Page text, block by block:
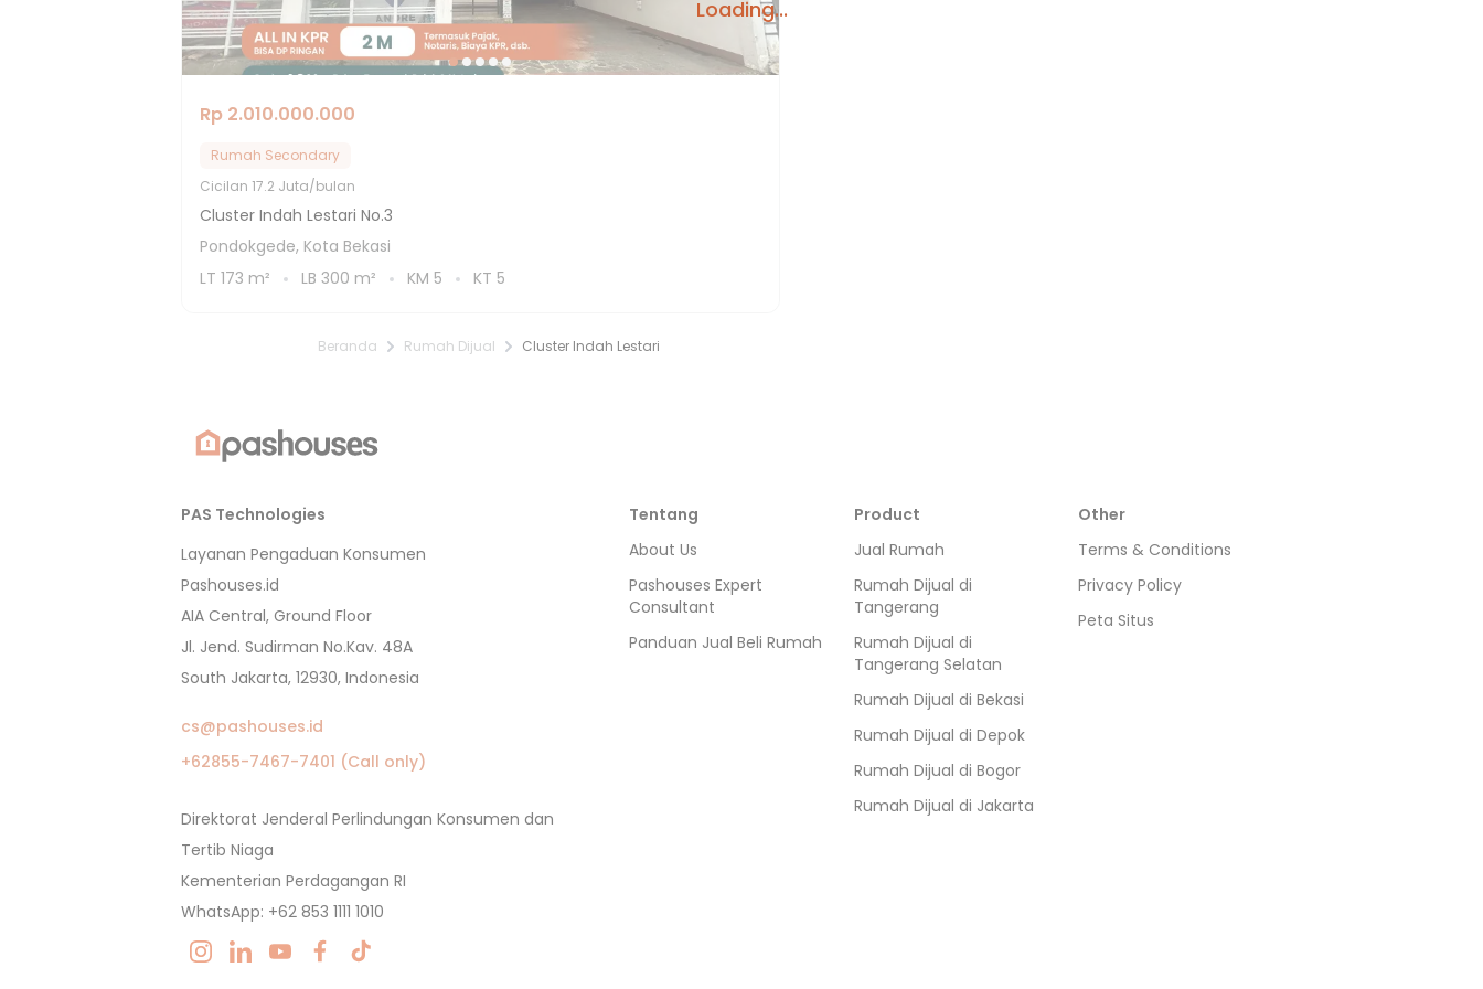
Loading...
Rp 2.010.000.000
Rumah Secondary
Cicilan 17.2 Juta/bulan
Cluster Indah Lestari No.3
Pondokgede, Kota Bekasi
LT 173 m² LB 300 m² KM 5 KT 5
Beranda Rumah Dijual Cluster Indah Lestari
PAS Technologies
Layanan Pengaduan Konsumen
Pashouses.id
AIA Central, Ground Floor
Jl. Jend. Sudirman No.Kav. 48A
South Jakarta, 12930, Indonesia
cs@pashouses.id
+62855-7467-7401 (Call only)
Direktorat Jenderal Perlindungan Konsumen dan
Tertib Niaga
Kementerian Perdagangan RI
WhatsApp: +62 853 1111 1010
Tentang
About Us
Pashouses Expert
Consultant
Panduan Jual Beli Rumah
Product
Jual Rumah
Rumah Dijual di
Tangerang
Rumah Dijual di
Tangerang Selatan
Rumah Dijual di Bekasi
Rumah Dijual di Depok
Rumah Dijual di Bogor
Rumah Dijual di Jakarta
Other
Terms & Conditions
Privacy Policy
Peta Situs